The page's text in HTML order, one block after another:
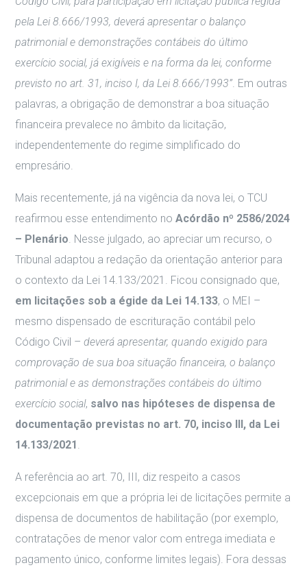
pela Lei 8.666/1993, deverá apresentar o balanço
patrimonial e demonstrações contábeis do último
exercício social, já exigíveis e na forma da lei, conforme
previsto no art. 31, inciso I, da Lei 8.666/1993”. Em outras
palavras, a obrigação de demonstrar a boa situação
financeira prevalece no âmbito da licitação,
independentemente do regime simplificado do
empresário.
Mais recentemente, já na vigência da nova lei, o TCU
reafirmou esse entendimento noAcórdão nº 2586/2024
– Plenário. Nesse julgado, ao apreciar um recurso, o
Tribunal adaptou a redação da orientação anterior para
o contexto da Lei 14.133/2021. Ficou consignado que,
em licitações sob a égide da Lei 14.133, o MEI –
mesmo dispensado de escrituração contábil pelo
Código Civil –deverá apresentar, quando exigido para
comprovação de sua boa situação financeira, o balanço
patrimonial e as demonstrações contábeis do último
exercício social, salvo nas hipóteses de dispensa de
documentação previstas no art. 70, inciso III, da Lei
14.133/2021.
A referência ao art. 70, III, diz respeito a casos
excepcionais em que a própria lei de licitações permite a
dispensa de documentos de habilitação (por exemplo,
contratações de menor valor com entrega imediata e
pagamento único, conforme limites legais). Fora dessas